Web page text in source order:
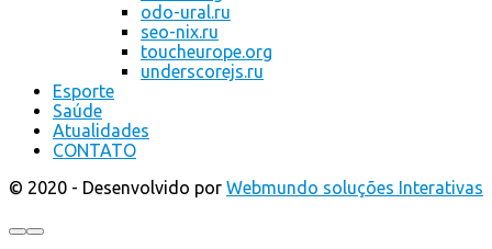
odo-ural.ru
seo-nix.ru
toucheurope.org
underscorejs.ru
Esporte
Saúde
Atualidades
CONTATO
© 2020 - Desenvolvido por Webmundo soluções Interativas